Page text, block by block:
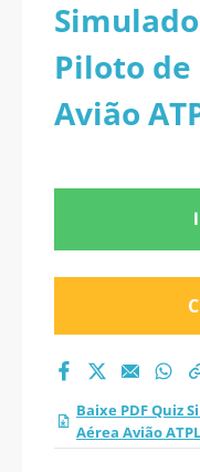
Piloto
Avião
Piloto de
Avião
Baixe PDF Quiz
Aérea Avião